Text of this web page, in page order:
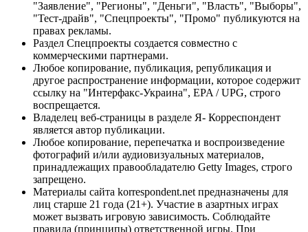
"Заявление", "Регионы", "Деньги", "Власть", "Выборы",
"Тест-драйв", "Спецпроекты", "Промо" публикуются на
правах рекламы.
Раздел Спецпроекты создается совместно с
коммерческими партнерами.
Любое копирование, публикация, републикация и
другое распространение информации, которое содержит
ссылку на "Интерфакс-Украина", EPA / UPG, строго
воспрещается.
Владелец веб-страницы в разделе Я- Корреспондент
является автор публикации.
Любое копирование, перепечатка и воспроизведение
фотографий и/или аудиовизуальных материалов,
принадлежащих правообладателю Getty Images, строго
запрещено.
Материалы сайта korrespondent.net предназначены для
лиц старше 21 года (21+). Участие в азартных играх
может вызвать игровую зависимость. Соблюдайте
правила (принципы) ответственной игры. При